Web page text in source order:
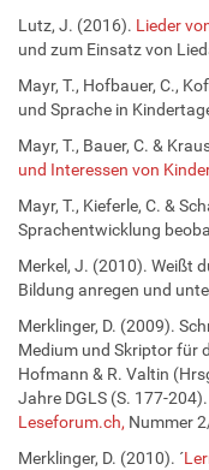
Lutz, J. (2016). Lieder
und zum Einsatz von
Mayr, T., Hofbauer, C.,
und Sprache in
Mayr, T., Bauer, C. &
und Interessen von
Mayr, T., Kieferle, C. &
Sprachentwicklung
Merkel, J. (2010). Weißt
Bildung anregen und
Merklinger, D. (2009).
Medium und Skriptor für
Hofmann & R. Valtin
Jahre DGLS (S. 177-
Leseforum.ch, Nummer
Merklinger, D. (2010). ´